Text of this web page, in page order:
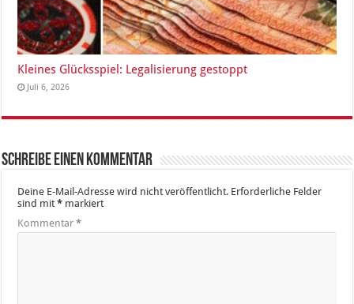
Kleines Glücksspiel: Legalisierung gestoppt
Juli 6, 2026
Schreibe einen Kommentar
Deine E-Mail-Adresse wird nicht veröffentlicht. Erforderliche Felder
sind mit* markiert
Kommentar*